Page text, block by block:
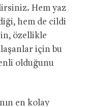
Hem yaz
hem de cildi
özellikle
için bu
olduğunu
en kolay